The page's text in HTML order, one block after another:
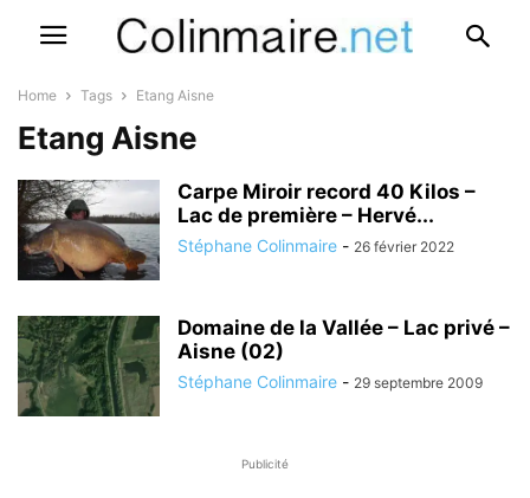
Home Tags Etang Aisne
Etang Aisne
Carpe Miroir record 40 Kilos –
Lac de première – Hervé...
Stéphane Colinmaire - 26 février 2022
Domaine de la Vallée – Lac privé –
Aisne (02)
Stéphane Colinmaire - 29 septembre 2009
Publicité